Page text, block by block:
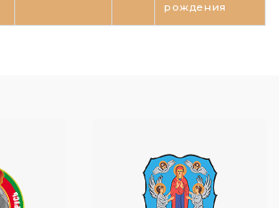
рождения